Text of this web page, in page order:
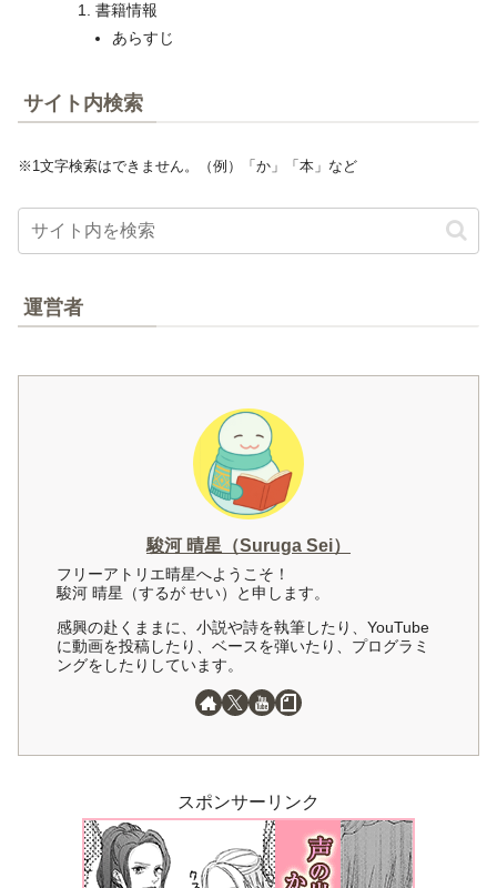
書籍情報
あらすじ
サイト内検索
※1文字検索はできません。（例）「か」「本」など
運営者
駿河 晴星（Suruga Sei）
フリーアトリエ晴星へようこそ！
駿河 晴星（するが せい）と申します。
感興の赴くままに、小説や詩を執筆したり、YouTube
に動画を投稿したり、ベースを弾いたり、プログラミ
ングをしたりしています。
スポンサーリンク